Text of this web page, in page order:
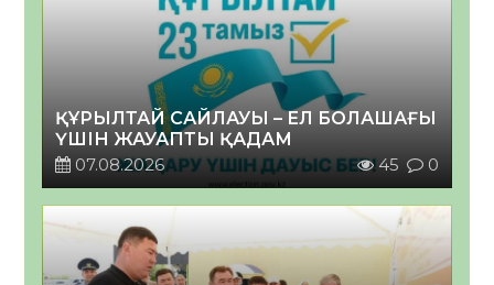
ҚҰРЫЛТАЙ САЙЛАУЫ – ЕЛ БОЛАШАҒЫ
ҮШІН ЖАУАПТЫ ҚАДАМ
07.08.2026
45 0